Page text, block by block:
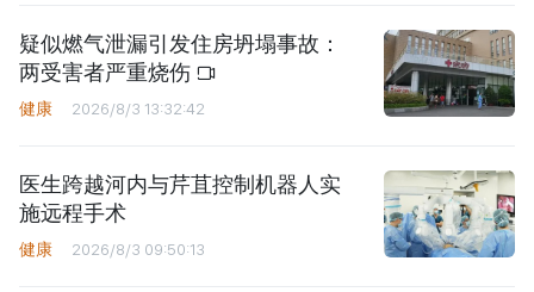
疑似燃气泄漏引发住房坍塌事故：
两受害者严重烧伤
健康 2026/8/3 13:32:42
医生跨越河内与芹苴控制机器人实
施远程手术
健康 2026/8/3 09:50:13